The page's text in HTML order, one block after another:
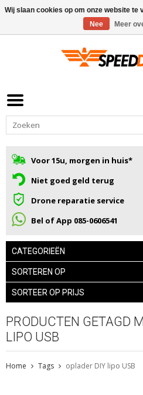
Voor 15u, morgen in huis*
Niet goed geld terug
Drone reparatie service
Bel of App 085-0606541
CATEGORIEËN
SORTEREN OP
SORTEER OP PRIJS
PRODUCTEN GETAGD
LIPO USB
Home Tags oplader DIY lipo USB
Wij slaan cookies op om onze website te
Nee
Meer